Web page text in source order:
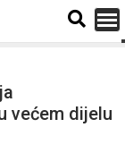
većem dijelu